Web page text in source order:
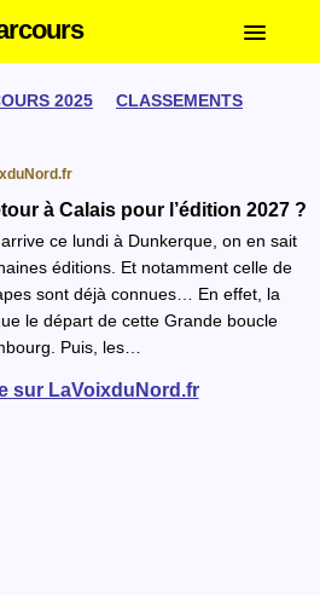
2025 CLASSEMENTS
à Calais pour l’édition 2027 ?
ce lundi à Dunkerque, on en sait
éditions. Et notamment celle de
sont déjà connues… En effet, la
le départ de cette Grande boucle
Puis, les…
sur LaVoixduNord.fr